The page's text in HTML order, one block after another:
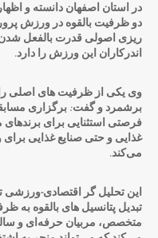
در استان اصفهان دانسته و
دو ظرفیت بالقوه در ورزش
ریزی اصولی قدرت بالفعل
اندرکاران این ورزش را دارد.
وی یکی از ظرفیت های اصلی
برشمرد و گفت: برگزاری
فرصتی استثنایی برای
غذایی و حتی صنایع غذایی
می‌کند.
این تحلیل گر اقتصادی-ورزشی
تبدیل پتانسیل های بالقوه به
متخصص، مربیان حرفه‌ای و